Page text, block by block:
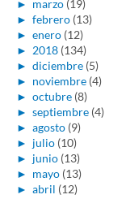
► marzo (19)
► febrero (13)
► enero (12)
► 2018 (134)
► diciembre (5)
► noviembre (4)
► octubre (8)
► septiembre (4)
► agosto (9)
► julio (10)
► junio (13)
► mayo (13)
► abril (12)